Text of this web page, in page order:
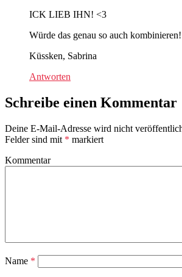
ICK LIEB IHN! <3
Würde das genau so auch kombinieren!
Küssken, Sabrina
Antworten
Schreibe einen Kommentar
Deine E-Mail-Adresse wird nicht
Felder sind mit * markiert
Kommentar
Name *